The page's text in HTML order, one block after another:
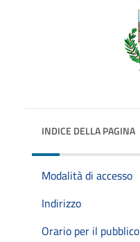
INDICE DELLA PAGINA
Modalità di accesso
Indirizzo
Orario per il pubblico